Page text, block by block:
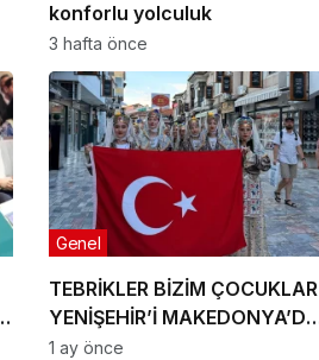
konforlu yolculuk
3 hafta önce
TEBRİKLER BİZİM ÇOCUKLAR
YENİŞEHİR’İ MAKEDONYA’DA
GURURLA TEMSİL ETTİLER
Genel
1 ay önce